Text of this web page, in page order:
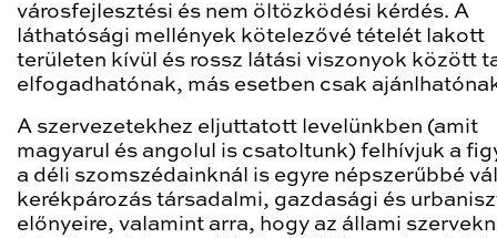
városfejlesztési és nem öltözködési kérdés. A
láthatósági mellények kötelezővé tételét lakott
területen kívül és rossz látási viszonyok között
elfogadhatónak, más esetben csak
A szervezetekhez eljuttatott levelünkben (amit
magyarul és angolul is csatoltunk) felhívjuk a
a déli szomszédainknál is egyre népszerűbbé
kerékpározás társadalmi, gazdasági és
előnyeire, valamint arra, hogy az állami